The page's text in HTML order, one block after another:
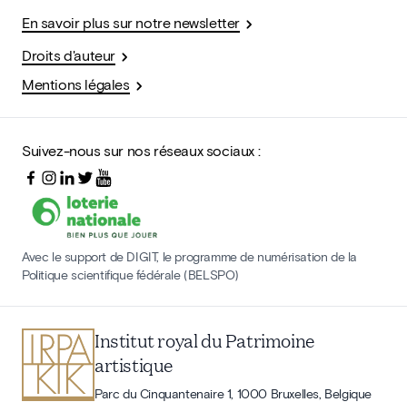
En savoir plus sur notre newsletter
Droits d'auteur
Mentions légales
Suivez-nous sur nos réseaux sociaux :
Avec le support de DIGIT, le programme de numérisation de la
Politique scientifique fédérale (BELSPO)
Institut royal du Patrimoine
artistique
Parc du Cinquantenaire 1, 1000 Bruxelles, Belgique